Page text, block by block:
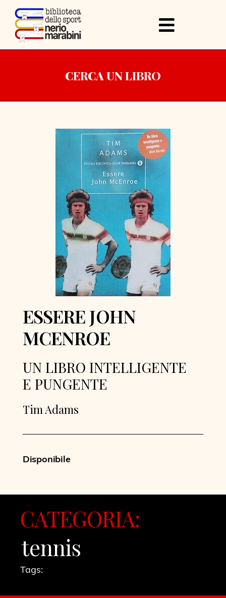
CERCA UN LIBRO
ESSERE JOHN
MCENROE
UN LIBRO INTELLIGENTE
E PUNGENTE
Tim Adams
Disponibile
CATEGORIA:
tennis
Tags: